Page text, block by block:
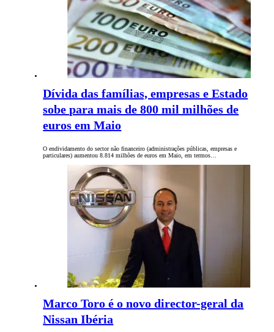
Dívida das famílias, empresas e Estado
sobe para mais de 800 mil milhões de
euros em Maio
O endividamento do sector não financeiro (administrações públicas, empresas e
particulares) aumentou 8.814 milhões de euros em Maio, em termos…
Marco Toro é o novo director-geral da
Nissan Ibéria